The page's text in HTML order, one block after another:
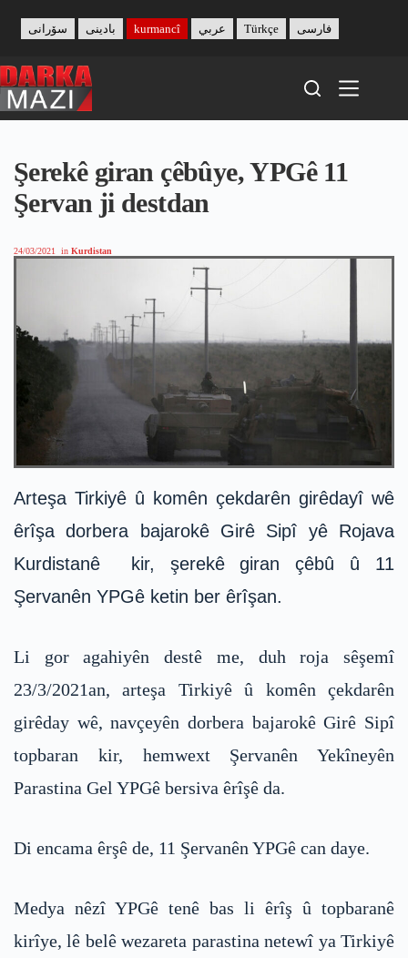
content
بادینی سۆرانی kurmancî عربي Türkçe فارسی
Şerekê giran çêbûye, YPGê 11
Şervan ji destdan
24/03/2021 in Kurdistan
Arteşa Tirkiyê û komên çekdarên girêdayî wê
êrîşa dorbera bajarokê Girê Sipî yê Rojava
Kurdistanê kir, şerekê giran çêbû û 11
Şervanên YPGê ketin ber êrîşan.
Li gor agahiyên destê me, duh roja sêşemî
23/3/2021an, arteşa Tirkiyê û komên çekdarên
girêday wê, navçeyên dorbera bajarokê Girê Sipî
topbaran kir, hemwext Şervanên Yekîneyên
Parastina Gel YPGê bersiva êrîşê da.
Di encama êrşê de, 11 Şervanên YPGê can daye.
Medya nêzî YPGê tenê bas li êrîş û topbaranê
kirîye, lê belê wezareta parastina netewî ya Tirkiyê